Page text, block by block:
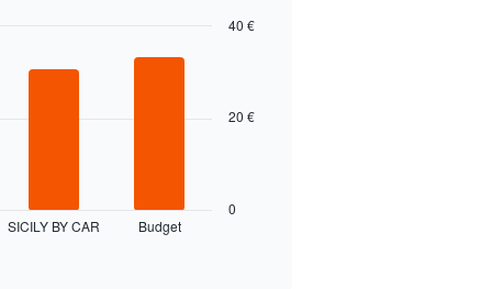
SICILY BY CAR Budget
0
20 €
40 €